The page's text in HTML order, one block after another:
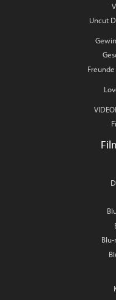
Uncut